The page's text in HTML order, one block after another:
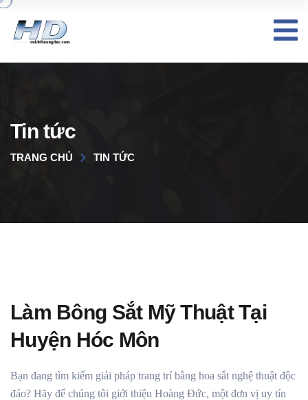
Tin tức
TRANG CHỦ TIN TỨC
Làm Bông Sắt Mỹ Thuật Tại
Huyện Hóc Môn
Bạn đang tìm kiếm giải pháp trang trí bằng hoa sắt nghệ thuật độc
đáo? Hãy để chúng tôi giới thiệu Hoàng Đức, một đơn vị uy tín